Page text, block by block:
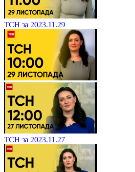
ТСН за 2023.11.29
ТСН за 2023.11.27